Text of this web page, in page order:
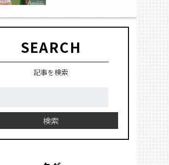
SEARCH
記事を検索
検索